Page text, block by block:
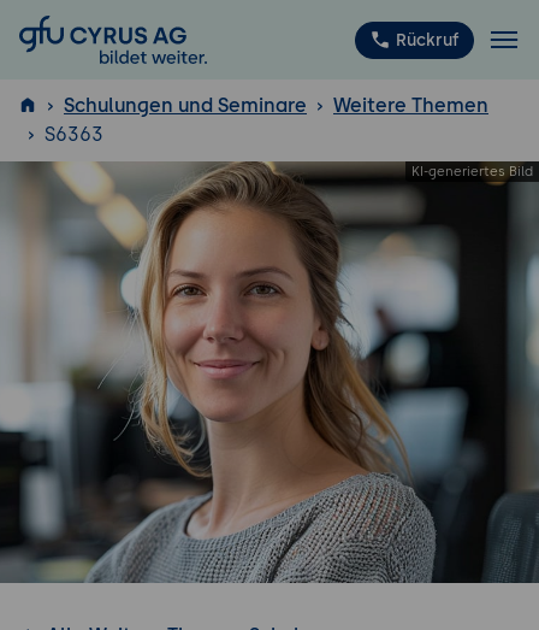
GFU Cyrus AG Rückruf
ISTQB
Schulungen und Seminare
Weitere Themen
S6363